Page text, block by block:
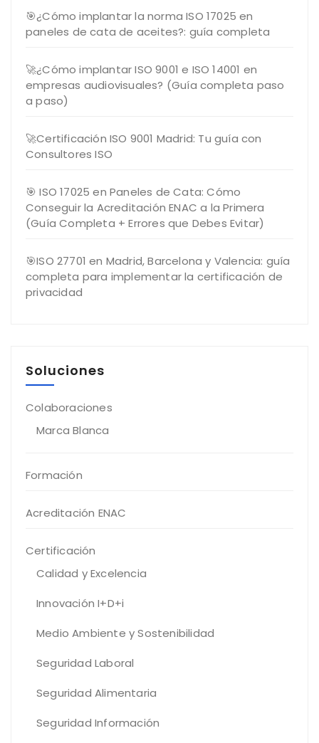
🎯¿Cómo implantar la norma ISO 17025 en
paneles de cata de aceites?: guía completa
🚀¿Cómo implantar ISO 9001 e ISO 14001 en
empresas audiovisuales? (Guía completa paso
a paso)
🚀Certificación ISO 9001 Madrid: Tu guía con
Consultores ISO
🎯 ISO 17025 en Paneles de Cata: Cómo
Conseguir la Acreditación ENAC a la Primera
(Guía Completa + Errores que Debes Evitar)
🎯ISO 27701 en Madrid, Barcelona y Valencia: guía
completa para implementar la certificación de
privacidad
Soluciones
Colaboraciones
Marca Blanca
Formación
Acreditación ENAC
Certificación
Calidad y Excelencia
Innovación I+D+i
Medio Ambiente y Sostenibilidad
Seguridad Laboral
Seguridad Alimentaria
Seguridad Información